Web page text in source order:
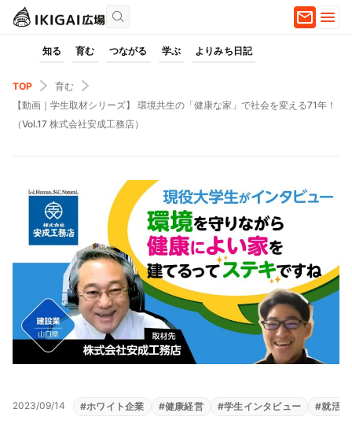
知る 育む つながる 学ぶ よりみち日記
TOP
育む
【動画｜学生取材シリーズ】 環境共生の「健康な家」で社会を変える71年！
（Vol.17 株式会社安成工務店）
2023/09/14 #ホワイト企業 #健康経営 #学生インタビュー #就活